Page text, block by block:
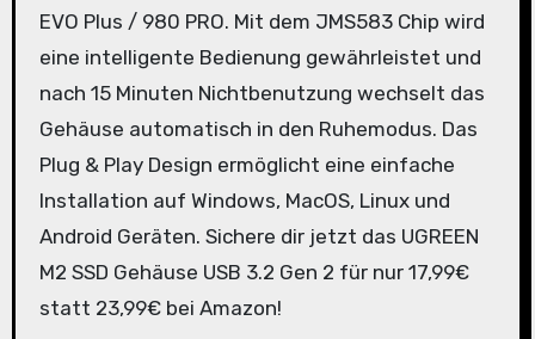
EVO Plus / 980 PRO. Mit dem JMS583 Chip wird
eine intelligente Bedienung gewährleistet und
nach 15 Minuten Nichtbenutzung wechselt das
Gehäuse automatisch in den Ruhemodus. Das
Plug & Play Design ermöglicht eine einfache
Installation auf Windows, MacOS, Linux und
Android Geräten. Sichere dir jetzt das UGREEN
M2 SSD Gehäuse USB 3.2 Gen 2 für nur 17,99€
statt 23,99€ bei Amazon!